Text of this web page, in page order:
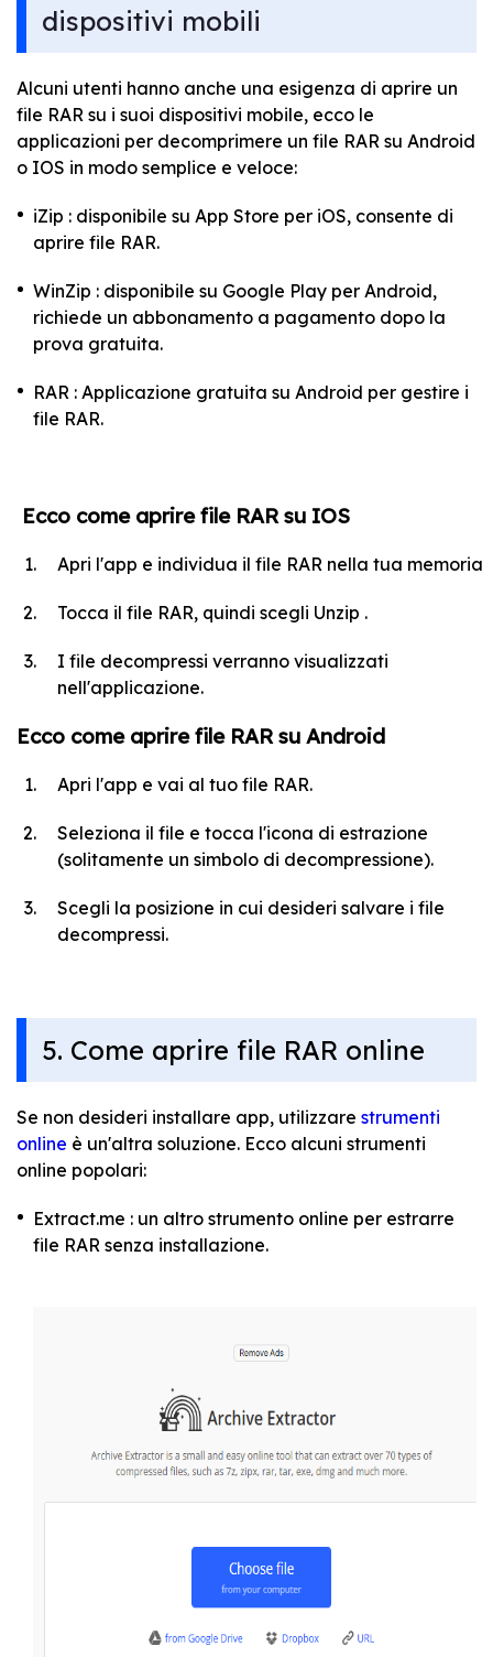
dispositivi mobili
Alcuni utenti hanno anche una esigenza di aprire un
file RAR su i suoi dispositivi mobile, ecco le
applicazioni per decomprimere un file RAR su Android
o IOS in modo semplice e veloce:
iZip : disponibile su App Store per iOS, consente di
aprire file RAR.
WinZip : disponibile su Google Play per Android,
richiede un abbonamento a pagamento dopo la
prova gratuita.
RAR : Applicazione gratuita su Android per gestire i
file RAR.
Ecco come aprire file RAR su IOS
Apri l'app e individua il file RAR nella tua memoria
Tocca il file RAR, quindi scegli Unzip .
I file decompressi verranno visualizzati
nell'applicazione.
Ecco come aprire file RAR su Android
Apri l'app e vai al tuo file RAR.
Seleziona il file e tocca l'icona di estrazione
(solitamente un simbolo di decompressione).
Scegli la posizione in cui desideri salvare i file
decompressi.
5. Come aprire file RAR online
Se non desideri installare app, utilizzare strumenti
online è un'altra soluzione. Ecco alcuni strumenti
online popolari:
Extract.me : un altro strumento online per estrarre
file RAR senza installazione.